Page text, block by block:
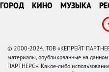
ГОРОД КИНО МУЗЫКА
© 2000-2024, ТОВ «КЕПРЕЙТ
материалы, опубликованные на
ПАРТНЕРС». Какое-либо